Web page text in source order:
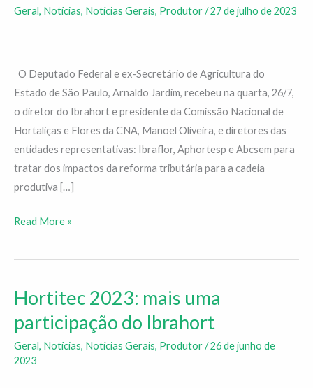
Geral, Notícias, Notícias Gerais, Produtor/27 de julho de 2023
O Deputado Federal e ex-Secretário de Agricultura do
Estado de São Paulo, Arnaldo Jardim, recebeu na quarta, 26/7,
o diretor do Ibrahort e presidente da Comissão Nacional de
Hortaliças e Flores da CNA, Manoel Oliveira, e diretores das
entidades representativas: Ibraflor, Aphortesp e Abcsem para
tratar dos impactos da reforma tributária para a cadeia
produtiva […]
Arnaldo
Read More »
Hortitec 2023: mais uma
participação do Ibrahort
Geral, Notícias, Notícias Gerais, Produtor/26 de junho de
2023
Hortitec
mais
uma